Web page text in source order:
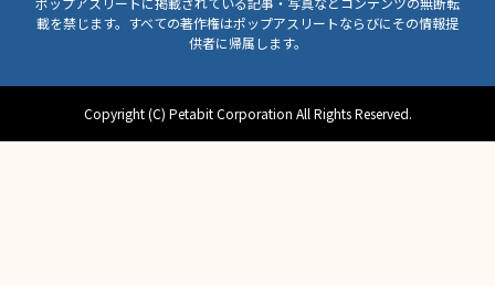
載を禁じます。すべての著作権はポップアスリートならびにその情報提
供者に帰属します。
Copyright (C) Petabit Corporation All Rights Reserved.